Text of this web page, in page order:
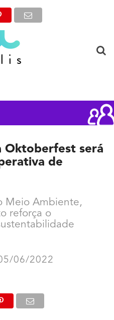
Oktoberfest será
de
Meio Ambiente,
reforça o
06/2022